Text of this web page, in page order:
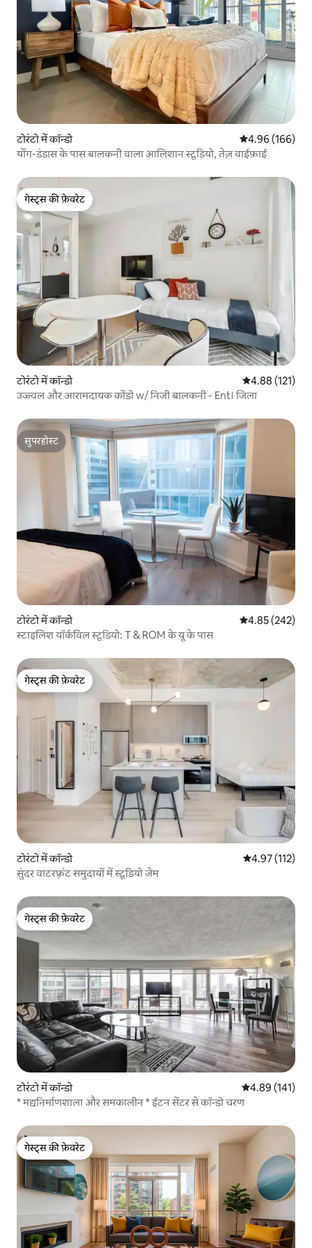
टोरंटो में कॉन्डो औसत रेटिंग 5 में से
4.96 (166)
योंग-डंडास के पास बालकनी वाला आलिशान स्टूडियो, तेज़ वाईफ़ाई
गेस्ट्स की फ़ेवरेट
गेस्ट्स की फ़ेवरेट
टोरंटो में कॉन्डो औसत रेटिंग 5 में से
4.88 (121)
उज्ज्वल और आरामदायक कोंडो w/ निजी बालकनी - Ent। जिला
सुपरहोस्ट
सुपरहोस्ट
टोरंटो में कॉन्डो औसत रेटिंग 5 में से
4.85 (242)
स्टाइलिश यॉर्कविल स्टूडियो: T & ROM के यू के पास
गेस्ट्स की फ़ेवरेट
गेस्ट्स की फ़ेवरेट
टोरंटो में कॉन्डो औसत रेटिंग 5 में से
4.97 (112)
सुंदर वाटरफ़्रंट समुदायों में स्टूडियो जेम
गेस्ट्स की फ़ेवरेट
गेस्ट्स की फ़ेवरेट
टोरंटो में कॉन्डो औसत रेटिंग 5 में से
4.89 (141)
* मद्यनिर्माणशाला और समकालीन * ईटन सेंटर से कॉन्डो चरण
गेस्ट्स की फ़ेवरेट
गेस्ट्स की फ़ेवरेट